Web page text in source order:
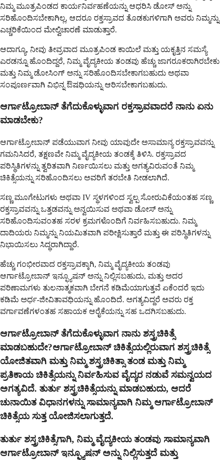
ನಿಮ್ಮ ಮೂತ್ರಪಿಂಡದ ಕಾರ್ಯನಿರ್ವಹಣೆಯನ್ನು ಆಧರಿಸಿ ಡೋಸ್ ಅನ್ನು
ಸರಿಹೊಂದಿಸಬೇಕಾಗಿಲ್ಲ, ಆದರೂ ರಕ್ತಸ್ರಾವದ ತೊಡಕುಗಳಿಗಾಗಿ ಅವರು ನಿಮ್ಮನ್ನು
ಎಚ್ಚರಿಕೆಯಿಂದ ಮೇಲ್ವಿಚಾರಣೆ ಮಾಡುತ್ತಾರೆ.
ಆದಾಗ್ಯೂ, ನೀವು ತೀವ್ರವಾದ ಮೂತ್ರಪಿಂಡ ಕಾಯಿಲೆ ಮತ್ತು ಯಕೃತ್ತಿನ ಸಮಸ್ಯೆ
ಎರಡನ್ನೂ ಹೊಂದಿದ್ದರೆ, ನಿಮ್ಮ ವೈದ್ಯಕೀಯ ತಂಡವು ಹೆಚ್ಚು ಜಾಗರೂಕರಾಗಿರಬೇಕು
ಮತ್ತು ನಿಮ್ಮ ಡೋಸಿಂಗ್ ಅನ್ನು ಸರಿಹೊಂದಿಸಬೇಕಾಗಬಹುದು ಅಥವಾ
ಸಂಪೂರ್ಣವಾಗಿ ವಿಭಿನ್ನ ಔಷಧಿಯನ್ನು ಆರಿಸಬೇಕಾಗಬಹುದು.
ಆರ್ಗಾಟ್ರೋಬಾನ್ ತೆಗೆದುಕೊಳ್ಳುವಾಗ ರಕ್ತಸ್ರಾವವಾದರೆ ನಾನು ಏನು
ಮಾಡಬೇಕು?
ಆರ್ಗಾಟ್ರೋಬಾನ್ ಪಡೆಯುವಾಗ ನೀವು ಯಾವುದೇ ಅಸಾಮಾನ್ಯ ರಕ್ತಸ್ರಾವವನ್ನು
ಗಮನಿಸಿದರೆ, ತಕ್ಷಣವೇ ನಿಮ್ಮ ವೈದ್ಯಕೀಯ ತಂಡಕ್ಕೆ ತಿಳಿಸಿ. ರಕ್ತಸ್ರಾವದ
ಪರಿಸ್ಥಿತಿಗಳನ್ನು ತ್ವರಿತವಾಗಿ ನಿರ್ಣಯಿಸಲು ಮತ್ತು ಅಗತ್ಯವಿರುವಂತೆ ನಿಮ್ಮ
ಚಿಕಿತ್ಸೆಯನ್ನು ಸರಿಹೊಂದಿಸಲು ಅವರಿಗೆ ತರಬೇತಿ ನೀಡಲಾಗಿದೆ.
ಸಣ್ಣ ಮೂಗೇಟುಗಳು ಅಥವಾ IV ಸ್ಥಳಗಳಿಂದ ಸ್ವಲ್ಪ ಸೋರುವಿಕೆಯಂತಹ ಸಣ್ಣ
ರಕ್ತಸ್ರಾವವನ್ನು ಒತ್ತಡವನ್ನು ಅನ್ವಯಿಸುವ ಅಥವಾ ಡೋಸ್ ಅನ್ನು
ಸರಿಹೊಂದಿಸುವಂತಹ ಸರಳ ಕ್ರಮಗಳೊಂದಿಗೆ ನಿರ್ವಹಿಸಬಹುದು. ನಿಮ್ಮ
ದಾದಿಯರು ನಿಮ್ಮನ್ನು ನಿಯಮಿತವಾಗಿ ಪರೀಕ್ಷಿಸುತ್ತಾರೆ ಮತ್ತು ಈ ಪರಿಸ್ಥಿತಿಗಳನ್ನು
ನಿಭಾಯಿಸಲು ಸಿದ್ಧರಾಗಿದ್ದಾರೆ.
ಹೆಚ್ಚು ಗಂಭೀರವಾದ ರಕ್ತಸ್ರಾವಕ್ಕಾಗಿ, ನಿಮ್ಮ ವೈದ್ಯಕೀಯ ತಂಡವು
ಆರ್ಗಾಟ್ರೋಬಾನ್ ಇನ್ಫ್ಯೂಷನ್ ಅನ್ನು ನಿಲ್ಲಿಸಬಹುದು, ಮತ್ತು ಅದರ
ಪರಿಣಾಮಗಳು ತುಲನಾತ್ಮಕವಾಗಿ ಬೇಗನೆ ಕಡಿಮೆಯಾಗುತ್ತವೆ ಏಕೆಂದರೆ ಇದು
ಕಡಿಮೆ ಅರ್ಧ-ಜೀವಿತಾವಧಿಯನ್ನು ಹೊಂದಿದೆ. ಅಗತ್ಯವಿದ್ದರೆ ಅವರು ರಕ್ತ
ವರ್ಗಾವಣೆಗಳಂತಹ ಸಹಾಯಕ ಆರೈಕೆಯನ್ನು ಸಹ ಒದಗಿಸಬಹುದು.
ಆರ್ಗಾಟ್ರೋಬಾನ್ ತೆಗೆದುಕೊಳ್ಳುವಾಗ ನಾನು ಶಸ್ತ್ರಚಿಕಿತ್ಸೆ
ಮಾಡಬಹುದೇ?ಆರ್ಗಾಟ್ರೋಬಾನ್ ಚಿಕಿತ್ಸೆಯಲ್ಲಿರುವಾಗ ಶಸ್ತ್ರಚಿಕಿತ್ಸೆ
ಯೋಜಿತವಾಗಿ ಮತ್ತು ನಿಮ್ಮ ಶಸ್ತ್ರಚಿಕಿತ್ಸಾ ತಂಡ ಮತ್ತು ನಿಮ್ಮ
ಪ್ರತಿಕಾಯ ಚಿಕಿತ್ಸೆಯನ್ನು ನಿರ್ವಹಿಸುವ ವೈದ್ಯರ ನಡುವೆ ಸಮನ್ವಯದ
ಅಗತ್ಯವಿದೆ. ತುರ್ತು ಶಸ್ತ್ರಚಿಕಿತ್ಸೆಯನ್ನು ಮಾಡಬಹುದು, ಆದರೆ
ಚುನಾಯಿತ ವಿಧಾನಗಳನ್ನು ಸಾಮಾನ್ಯವಾಗಿ ನಿಮ್ಮ ಆರ್ಗಾಟ್ರೋಬಾನ್
ಚಿಕಿತ್ಸೆಯ ಸುತ್ತ ಯೋಜಿಸಲಾಗುತ್ತದೆ.
ತುರ್ತು ಶಸ್ತ್ರಚಿಕಿತ್ಸೆಗಾಗಿ, ನಿಮ್ಮ ವೈದ್ಯಕೀಯ ತಂಡವು ಸಾಮಾನ್ಯವಾಗಿ
ಆರ್ಗಾಟ್ರೋಬಾನ್ ಇನ್ಫ್ಯೂಷನ್ ಅನ್ನು ನಿಲ್ಲಿಸುತ್ತದೆ ಮತ್ತು